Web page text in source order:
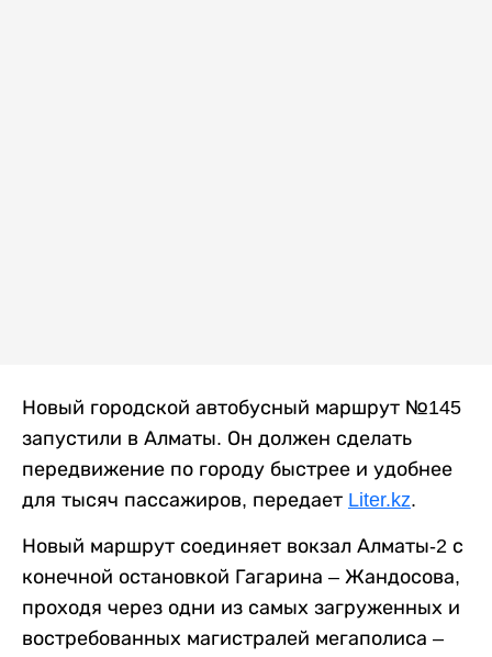
Новый городской автобусный маршрут №145
запустили в Алматы. Он должен сделать
передвижение по городу быстрее и удобнее
для тысяч пассажиров, передает Liter.kz.
Новый маршрут соединяет вокзал Алматы-2 с
конечной остановкой Гагарина – Жандосова,
проходя через одни из самых загруженных и
востребованных магистралей мегаполиса –